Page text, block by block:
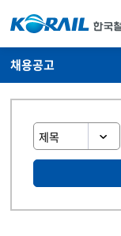
채용공고